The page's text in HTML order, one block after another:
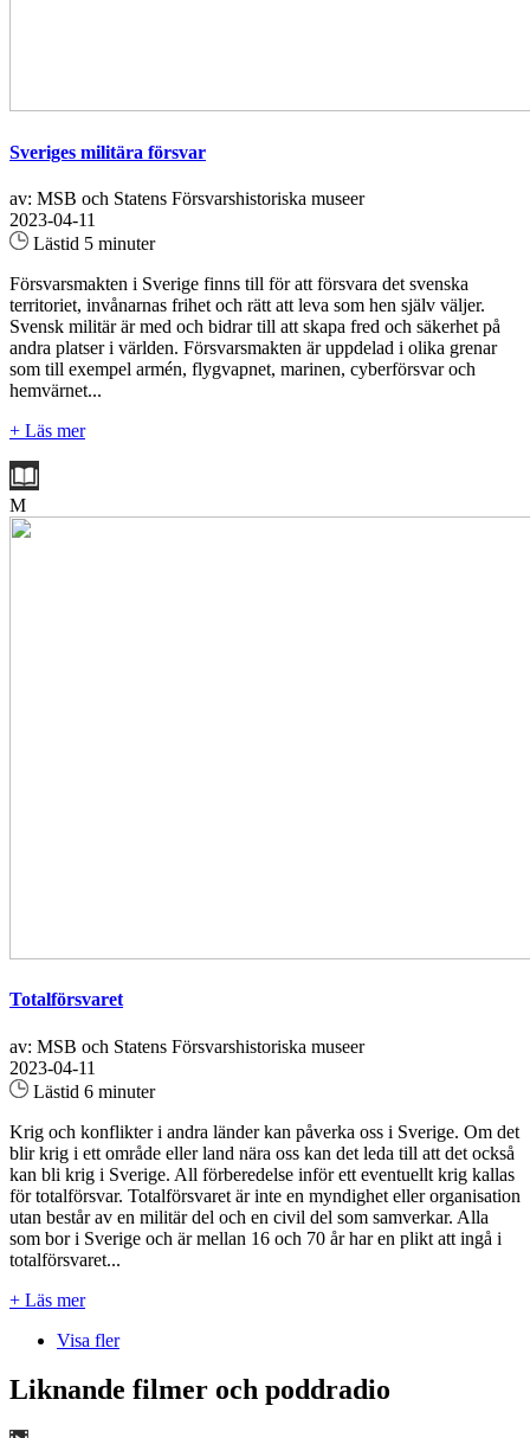
Sveriges militära försvar
av: MSB och Statens Försvarshistoriska museer
2023-04-11
Lästid 5 minuter
Försvarsmakten i Sverige finns till för att försvara det svenska
territoriet, invånarnas frihet och rätt att leva som hen själv väljer.
Svensk militär är med och bidrar till att skapa fred och säkerhet på
andra platser i världen. Försvarsmakten är uppdelad i olika grenar
som till exempel armén, flygvapnet, marinen, cyberförsvar och
hemvärnet...
+ Läs mer
M
Totalförsvaret
av: MSB och Statens Försvarshistoriska museer
2023-04-11
Lästid 6 minuter
Krig och konflikter i andra länder kan påverka oss i Sverige. Om det
blir krig i ett område eller land nära oss kan det leda till att det också
kan bli krig i Sverige. All förberedelse inför ett eventuellt krig kallas
för totalförsvar. Totalförsvaret är inte en myndighet eller organisation
utan består av en militär del och en civil del som samverkar. Alla
som bor i Sverige och är mellan 16 och 70 år har en plikt att ingå i
totalförsvaret...
+ Läs mer
Visa fler
Liknande filmer och poddradio